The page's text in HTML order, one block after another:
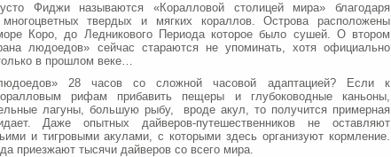
Фиджи называются «Коралловой столицей мира» благодаря
многоцветных твердых и мягких кораллов. Острова расположены
Коро, до Ледникового Периода которое было сушей. О втором
людоедов» сейчас стараются не упоминать, хотя официально
в прошлом веке…
28 часов со сложной часовой адаптацией? Если к
рифам прибавить пещеры и глубоководные каньоны,
лагуны, большую рыбу, вроде акул, то получится примерная
Даже опытных дайверов-путешественников не оставляют
и тигровыми акулами, с которыми здесь организуют кормление.
приезжают тысячи дайверов со всего мира.